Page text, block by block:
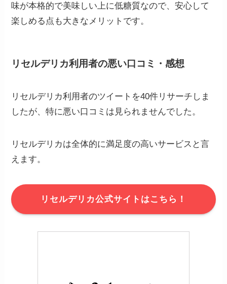
味が本格的で美味しい上に低糖質なので、安心して
楽しめる点も大きなメリットです。
リセルデリカ利用者の悪い口コミ・感想
リセルデリカ利用者のツイートを40件リサーチしま
したが、特に悪い口コミは見られませんでした。
リセルデリカは全体的に満足度の高いサービスと言
えます。
リセルデリカ公式サイトはこちら！